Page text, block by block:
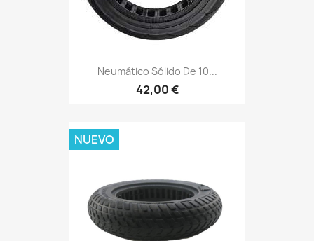
Neumático Sólido De 10...
42,00 €
NUEVO